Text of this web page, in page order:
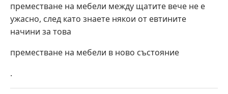
преместване на мебели между щатите вече не е
ужасно, след като знаете някои от евтините
начини за това
преместване на мебели в ново състояние
.